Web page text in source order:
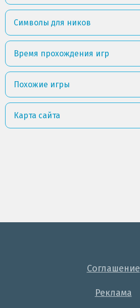
Символы для ников
Время прохождения игр
Похожие игры
Карта сайта
Соглашение
Реклама